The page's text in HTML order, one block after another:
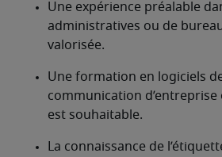
Une expérience préalable
administratives ou de
valorisée.
Une formation en logiciels
communication
est souhaitable.
La connaissance de